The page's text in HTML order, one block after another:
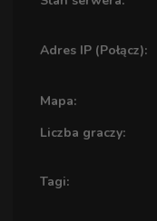
Adres IP (Połącz):
Mapa:
Liczba graczy:
Tagi: